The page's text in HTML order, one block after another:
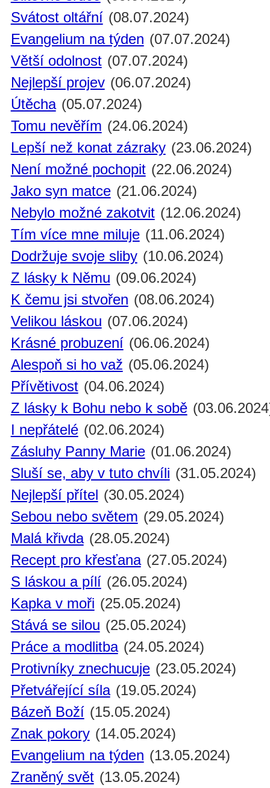
Svátost oltářní (08.07.2024)
Evangelium na týden (07.07.2024)
Větší odolnost (07.07.2024)
Nejlepší projev (06.07.2024)
Útěcha (05.07.2024)
Tomu nevěřím (24.06.2024)
Lepší než konat zázraky (23.06.2024)
Není možné pochopit (22.06.2024)
Jako syn matce (21.06.2024)
Nebylo možné zakotvit (12.06.2024)
Tím více mne miluje (11.06.2024)
Dodržuje svoje sliby (10.06.2024)
Z lásky k Němu (09.06.2024)
K čemu jsi stvořen (08.06.2024)
Velikou láskou (07.06.2024)
Krásné probuzení (06.06.2024)
Alespoň si ho važ (05.06.2024)
Přívětivost (04.06.2024)
Z lásky k Bohu nebo k sobě
I nepřátelé (02.06.2024)
Zásluhy Panny Marie (01.06.2024)
Sluší se, aby v tuto chvíli (31.05.2024)
Nejlepší přítel (30.05.2024)
Sebou nebo světem (29.05.2024)
Malá křivda (28.05.2024)
Recept pro křesťana (27.05.2024)
S láskou a pílí (26.05.2024)
Kapka v moři (25.05.2024)
Stává se silou (25.05.2024)
Práce a modlitba (24.05.2024)
Protivníky znechucuje (23.05.2024)
Přetvářející síla (19.05.2024)
Bázeň Boží (15.05.2024)
Znak pokory (14.05.2024)
Evangelium na týden (13.05.2024)
Zraněný svět (13.05.2024)